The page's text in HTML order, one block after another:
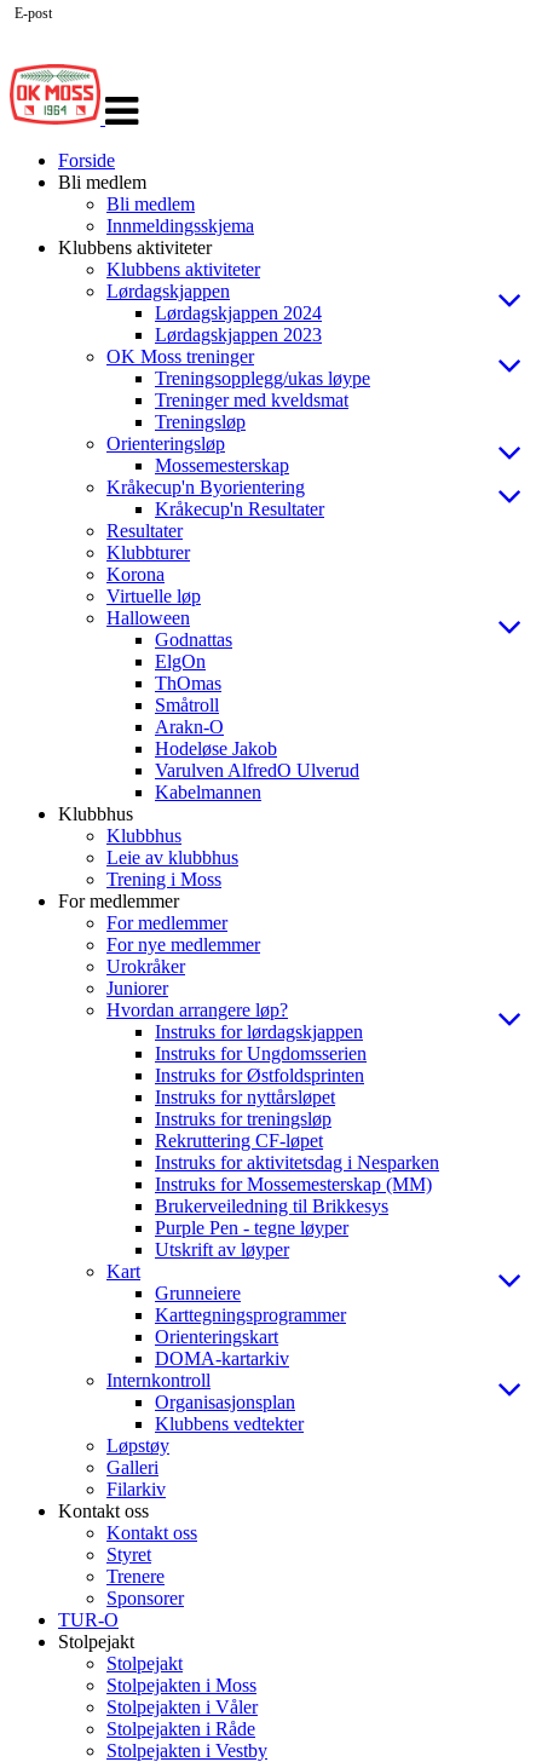
navigasjon
Forside
Bli medlem
Bli medlem
Innmeldingsskjema
Klubbens aktiviteter
Klubbens aktiviteter
Lørdagskjappen
Lørdagskjappen 2024
Lørdagskjappen 2023
OK Moss treninger
Treningsopplegg/ukas løype
Treninger med kveldsmat
Treningsløp
Orienteringsløp
Mossemesterskap
Kråkecup'n Byorientering
Kråkecup'n Resultater
Resultater
Klubbturer
Korona
Virtuelle løp
Halloween
Godnattas
ElgOn
ThOmas
Småtroll
Arakn-O
Hodeløse Jakob
Varulven AlfredO Ulverud
Kabelmannen
Klubbhus
Klubbhus
Leie av klubbhus
Trening i Moss
For medlemmer
For medlemmer
For nye medlemmer
Urokråker
Juniorer
Hvordan arrangere løp?
Instruks for lørdagskjappen
Instruks for Ungdomsserien
Instruks for Østfoldsprinten
Instruks for nyttårsløpet
Instruks for treningsløp
Rekruttering CF-løpet
Instruks for aktivitetsdag i Nesparken
Instruks for Mossemesterskap (MM)
Brukerveiledning til Brikkesys
Purple Pen - tegne løyper
Utskrift av løyper
Kart
Grunneiere
Karttegningsprogrammer
Orienteringskart
DOMA-kartarkiv
Internkontroll
Organisasjonsplan
Klubbens vedtekter
Løpstøy
Galleri
Filarkiv
Kontakt oss
Kontakt oss
Styret
Trenere
Sponsorer
TUR-O
Stolpejakt
Stolpejakt
Stolpejakten i Moss
Stolpejakten i Våler
Stolpejakten i Råde
Stolpejakten i Vestby
E-post